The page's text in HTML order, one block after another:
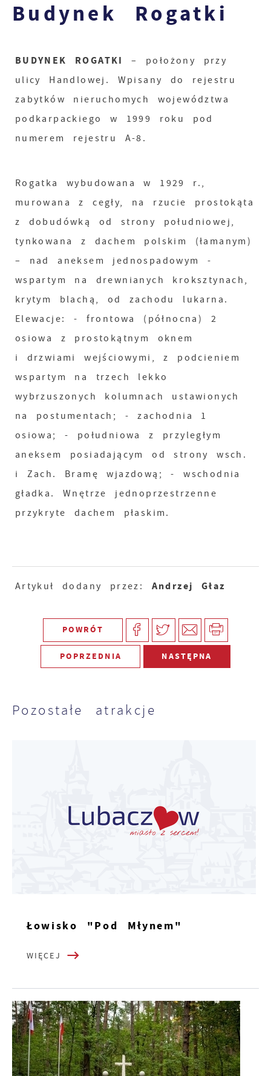
Budynek Rogatki
BUDYNEK ROGATKI
– położony przy
ulicy Handlowej. Wpisany do rejestru
zabytków nieruchomych województwa
podkarpackiego w 1999 roku pod
numerem rejestru A-8.
Rogatka wybudowana w 1929 r.,
murowana z cegły, na rzucie prostokąta
z dobudówką od strony południowej,
tynkowana z dachem polskim (łamanym)
– nad aneksem jednospadowym -
wspartym na drewnianych kroksztynach,
krytym blachą, od zachodu lukarna.
Elewacje: - frontowa (północna) 2
osiowa z prostokątnym oknem
i drzwiami wejściowymi, z podcieniem
wspartym na trzech lekko
wybrzuszonych kolumnach ustawionych
na postumentach; - zachodnia 1
osiowa; - południowa z przyległym
aneksem posiadającym od strony wsch.
i Zach. Bramę wjazdową; - wschodnia
gładka. Wnętrze jednoprzestrzenne
przykryte dachem płaskim.
Artykuł dodany przez: Andrzej Głaz
POWRÓT
POPRZEDNIA NASTĘPNA
Pozostałe atrakcje
Łowisko "Pod Młynem"
WIĘCEJ